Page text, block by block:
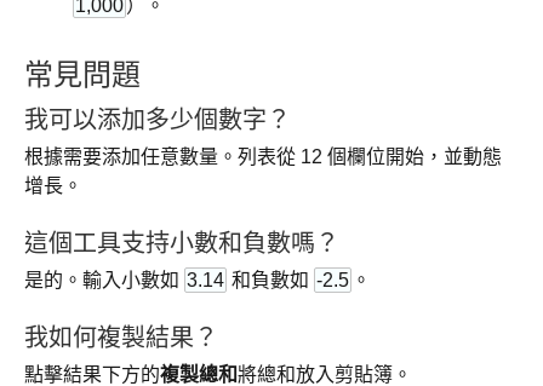
1,000）。
常見問題
我可以添加多少個數字？
根據需要添加任意數量。列表從 12 個欄位開始，並動態
增長。
這個工具支持小數和負數嗎？
是的。輸入小數如 3.14 和負數如 -2.5 。
我如何複製結果？
點擊結果下方的複製總和將總和放入剪貼簿。